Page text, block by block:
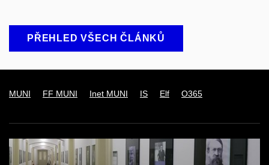
PŘEHLED VŠECH ČLÁNKŮ
MUNI FF MUNI Inet MUNI IS Elf O365